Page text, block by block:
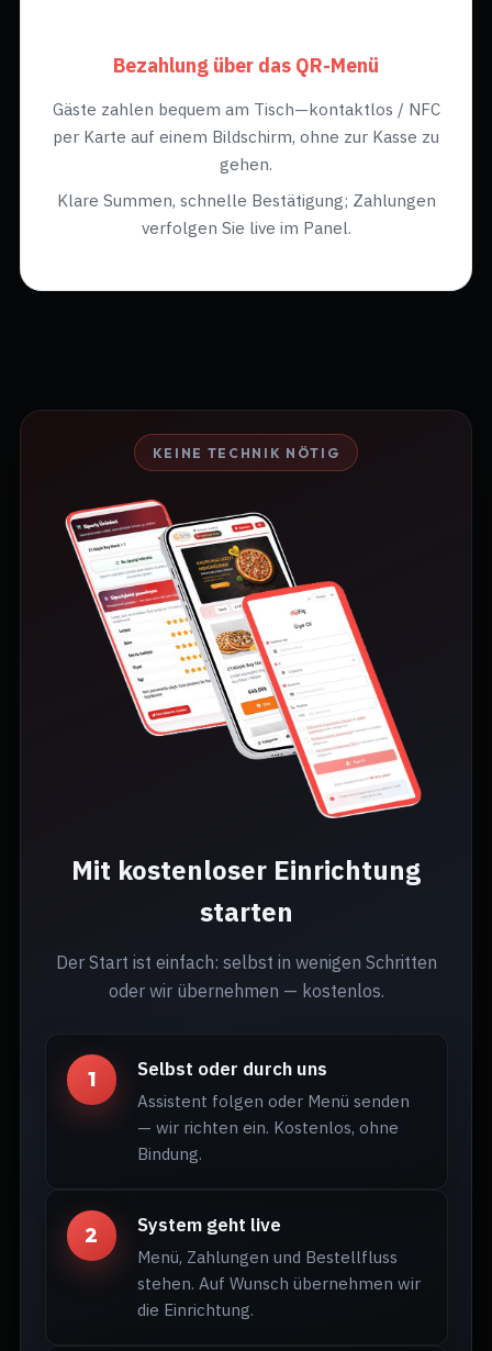
Bezahlung über das QR-Menü
Gäste zahlen bequem am Tisch—kontaktlos / NFC
per Karte auf einem Bildschirm, ohne zur Kasse zu
gehen.
Klare Summen, schnelle Bestätigung; Zahlungen
verfolgen Sie live im Panel.
KEINE TECHNIK NÖTIG
Mit kostenloser Einrichtung
starten
Der Start ist einfach: selbst in wenigen Schritten
oder wir übernehmen — kostenlos.
1 Selbst oder durch uns
Assistent folgen oder Menü senden
— wir richten ein. Kostenlos, ohne
Bindung.
2 System geht live
Menü, Zahlungen und Bestellfluss
stehen. Auf Wunsch übernehmen wir
die Einrichtung.